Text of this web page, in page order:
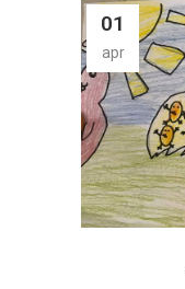
01
apr